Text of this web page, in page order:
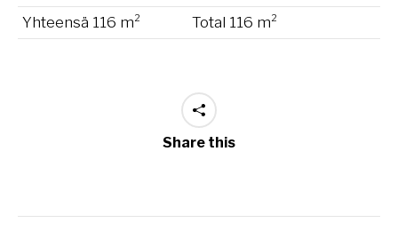
Yhteensä 116 m²
Total 116 m²
Share this